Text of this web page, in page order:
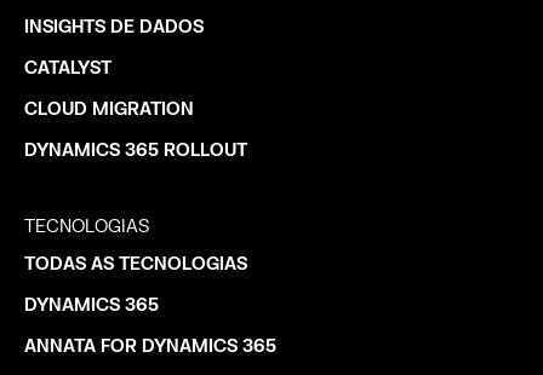
INSIGHTS DE DADOS
CATALYST
CLOUD MIGRATION
DYNAMICS 365 ROLLOUT
TECNOLOGIAS
TODAS AS TECNOLOGIAS
DYNAMICS 365
ANNATA FOR DYNAMICS 365